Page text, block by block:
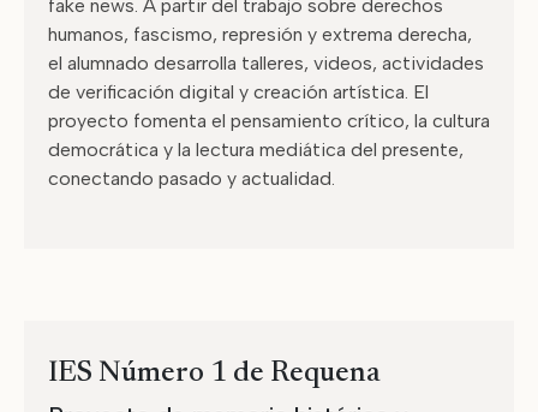
fake news. A partir del trabajo sobre derechos
humanos, fascismo, represión y extrema derecha,
el alumnado desarrolla talleres, videos, actividades
de verificación digital y creación artística. El
proyecto fomenta el pensamiento crítico, la cultura
democrática y la lectura mediática del presente,
conectando pasado y actualidad.
IES Número 1 de Requena